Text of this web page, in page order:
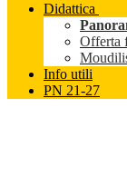
Didattica
Offerta
Info utili
PN 21-27